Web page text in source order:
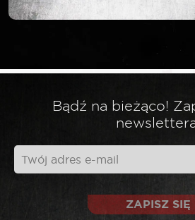
Wymagane pola są oznaczone
*
Twoja opinia*
Bądź na bieżąco!
ZAPISZ SIĘ